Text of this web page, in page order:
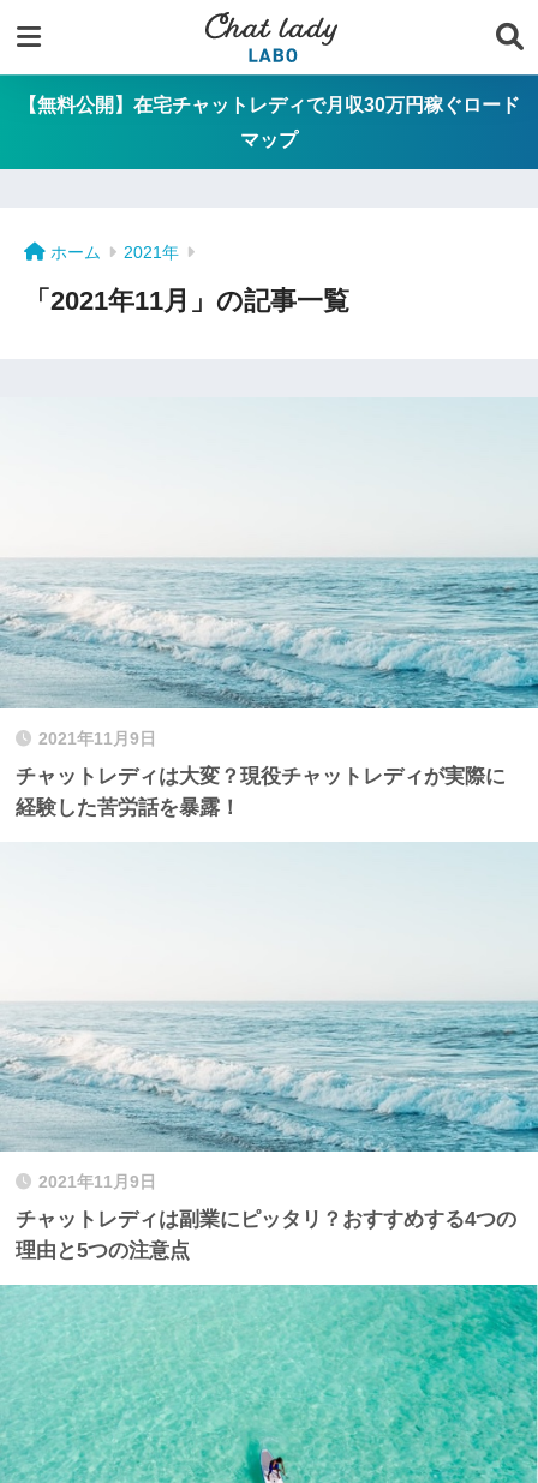
【無料公開】在宅チャットレディで月収30万円稼ぐロード
マップ
ホーム 2021年
「2021年11月」の記事一覧
2021年11月9日
チャットレディは大変？現役チャットレディが実際に
経験した苦労話を暴露！
2021年11月9日
チャットレディは副業にピッタリ？おすすめする4つの
理由と5つの注意点